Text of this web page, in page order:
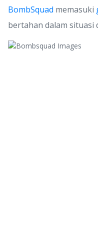
BombSquad memasuki
bertahan dalam situasi